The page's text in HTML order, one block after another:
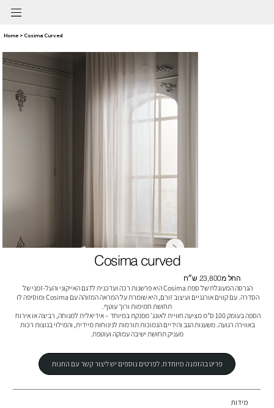
Home > Cosima Curved
Cosima curved
החל מ23,800 ש״ח
הגרסה המעוגלת של ספת Cosima היא פרשנות רכה ועדכנית לדגם האייקוני והעל-זמני של
ישיבה מגוונים בהתאמה אישית מלאה.
פריט בהזמנה מיוחדת. לפרטים נוספים יש ליצור קשר עם החנות
מידות